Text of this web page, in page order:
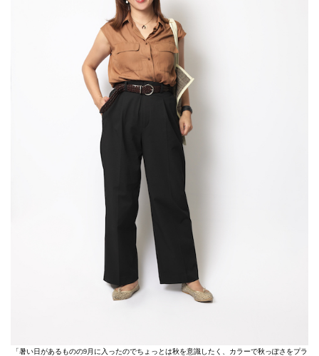
「暑い日があるものの9月に入ったのでちょっとは秋を意識したく、カラーで秋っぽさをプラ